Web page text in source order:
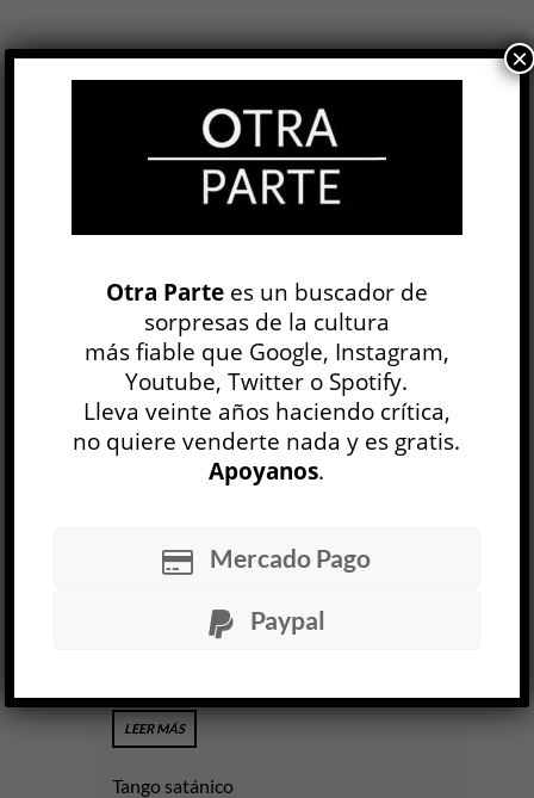
Cynthia Ozick
OTRAS LITERATURAS
Juan F. Comperatore
biografía. Mientras el calendario sigue
sumándole años, cada una de...
LEER MÁS
Poesie della terra / Poemas de la tierra
Alessio Brandolini
De qué están hechos los poemas y las historias, a
qué tierra pertenecen, es una de las preguntas
LEER MÁS
Tango satánico
Otra Partees un buscador de
sorpresas de la cultura
más fiable que Google, Instagram,
Youtube, Twitter o Spotify.
Lleva veinte años haciendo crítica,
no quiere venderte nada y es gratis.
Apoyanos.
Mercado Pago
Paypal
×